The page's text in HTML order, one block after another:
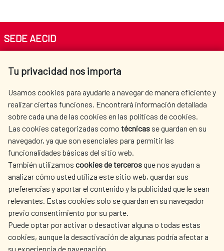
Tu privacidad nos importa
Usamos cookies para ayudarle a navegar de manera eficiente y
realizar ciertas funciones. Encontrará información detallada
sobre cada una de las cookies en las políticas de cookies.
Las cookies categorizadas como técnicas se guardan en su
navegador, ya que son esenciales para permitir las
funcionalidades básicas del sitio web.
También utilizamos cookies de tercerosque nos ayudan a
analizar cómo usted utiliza este sitio web, guardar sus
preferencias y aportar el contenido y la publicidad que le sean
relevantes. Estas cookies solo se guardan en su navegador
previo consentimiento por su parte.
Puede optar por activar o desactivar alguna o todas estas
cookies, aunque la desactivación de algunas podría afectar a
su experiencia de navegación.
SEDE AECID
Tel. +34 900 20 30 54​​​​​​​
AECID
WHERE DO WE COOPERATE?
SPANISH HUMANITARIAN
ACTION
PRESS ROOM
CULTURE AND SCIENCE LIBRARY
OUR SOCIAL MEDIA